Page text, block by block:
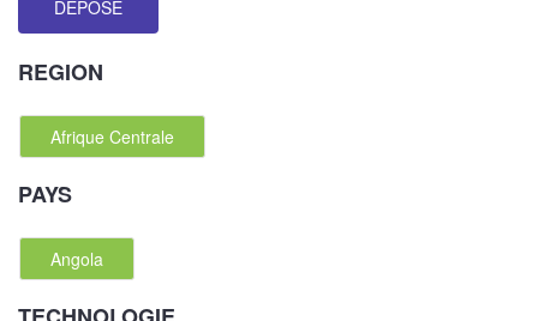
DÉPOSÉ
REGION
Afrique Centrale
PAYS
Angola